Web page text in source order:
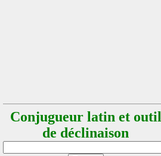
Conjugueur latin et outil
de déclinaison